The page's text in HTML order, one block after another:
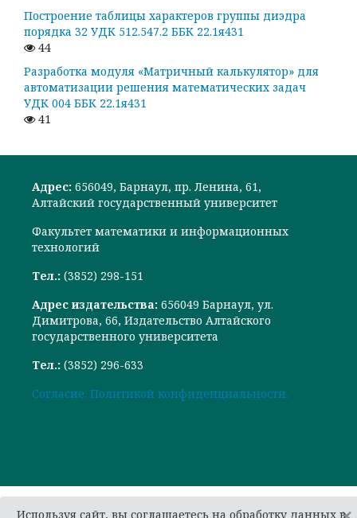
Построение таблицы характеров группы диэдра
порядка 32 УДК 512.547.2 ББК 22.1я431
44
Разработка модуля «Матричный калькулятор» для
автоматизации решения математических задач
УДК 004 ББК 22.1я431
41
Адрес: 656049, Барнаул, пр. Ленина, 61,
Алтайский государственный университет
Факультет математики и информационных
технологий
Тел.: (3852) 298-151
Адрес издательства: 656049 Барнаул, ул.
Димитрова, 66, Издательство Алтайского
государственного университета
Тел.: (3852) 296-633
Cогласие. Политикой конфиденциальности.
Используя сайт, вы соглашаетесь на обработку данных в